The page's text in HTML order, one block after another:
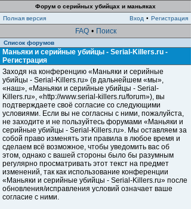
Форум о серийных убийцах и маньяках
Полная версия
Вход • Регистрация
FAQ • Поиск
Список форумов
Маньяки и серийные убийцы - Serial-Killers.ru -
Регистрация
Заходя на конференцию «Маньяки и серийные
убийцы - Serial-Killers.ru» (в дальнейшем «мы»,
«наш», «Маньяки и серийные убийцы - Serial-
Killers.ru», «http://www.serial-killers.ru/forum»), вы
подтверждаете своё согласие со следующими
условиями. Если вы не согласны с ними, пожалуйста,
не заходите и не пользуйтесь форумами «Маньяки и
серийные убийцы - Serial-Killers.ru». Мы оставляем за
собой право изменять эти правила в любое время и
сделаем всё возможное, чтобы уведомить вас об
этом, однако с вашей стороны было бы разумным
регулярно просматривать этот текст на предмет
изменений, так как использование конференции
«Маньяки и серийные убийцы - Serial-Killers.ru» после
обновления/исправления условий означает ваше
согласие с ними.